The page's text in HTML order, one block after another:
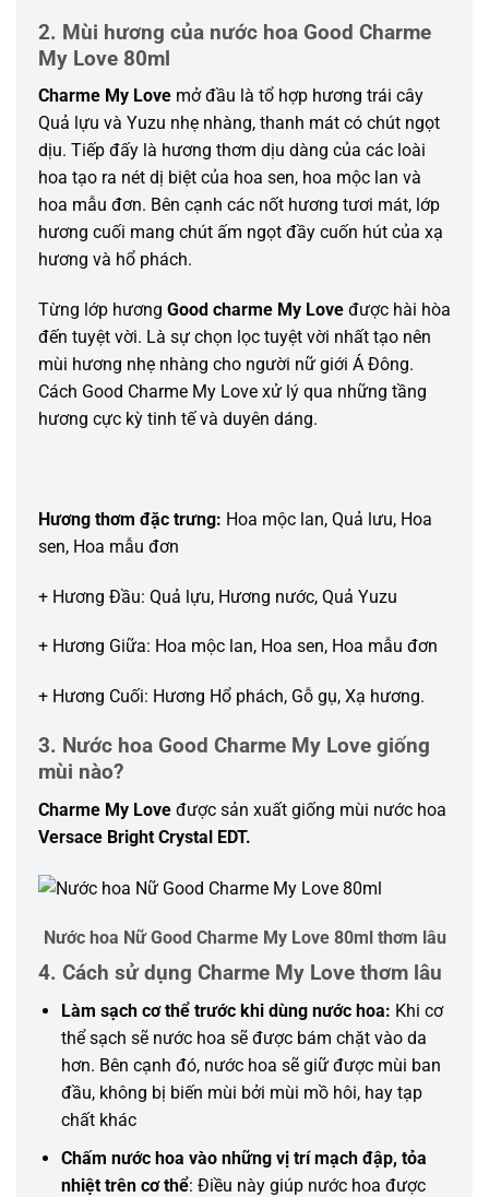
2. Mùi hương của nước hoa Good Charme
My Love 80ml
Charme My Love mở đầu là tổ hợp hương trái cây
Quả lựu và Yuzu nhẹ nhàng, thanh mát có chút ngọt
dịu. Tiếp đấy là hương thơm dịu dàng của các loài
hoa tạo ra nét dị biệt của hoa sen, hoa mộc lan và
hoa mẫu đơn. Bên cạnh các nốt hương tươi mát, lớp
hương cuối mang chút ấm ngọt đầy cuốn hút của xạ
hương và hổ phách.
Từng lớp hương Good charme My Love được hài hòa
đến tuyệt vời. Là sự chọn lọc tuyệt vời nhất tạo nên
mùi hương nhẹ nhàng cho người nữ giới Á Đông.
Cách Good Charme My Love xử lý qua những tầng
hương cực kỳ tinh tế và duyên dáng.
Hương thơm đặc trưng: Hoa mộc lan, Quả lưu, Hoa
sen, Hoa mẫu đơn
+ Hương Đầu: Quả lựu, Hương nước, Quả Yuzu
+ Hương Giữa: Hoa mộc lan, Hoa sen, Hoa mẫu đơn
+ Hương Cuối: Hương Hổ phách, Gỗ gụ, Xạ hương.
3. Nước hoa Good Charme My Love giống
mùi nào?
Charme My Love được sản xuất giống mùi nước hoa
Versace Bright Crystal EDT.
Nước hoa Nữ Good Charme My Love 80ml thơm lâu
4. Cách sử dụng Charme My Love thơm lâu
Làm sạch cơ thể trước khi dùng nước hoa: Khi cơ
thể sạch sẽ nước hoa sẽ được bám chặt vào da
hơn. Bên cạnh đó, nước hoa sẽ giữ được mùi ban
đầu, không bị biến mùi bởi mùi mồ hôi, hay tạp
chất khác
Chấm nước hoa vào nhữngvị trí mạch đập, tỏa
nhiệt trên cơ thể: Điều này giúp nước hoa được